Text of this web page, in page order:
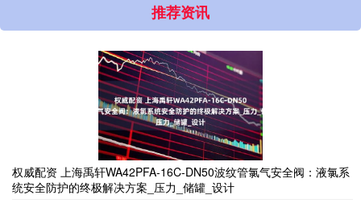
推荐资讯
权威配资 上海禹轩WA42PFA-16C-DN50波纹管氯气安全阀：液氯系
统安全防护的终极解决方案_压力_储罐_设计